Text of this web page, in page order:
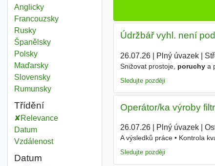
Anglicky
Francouzsky
Rusky
Španělsky
Polsky
Maďarsky
Slovensky
Rumunsky
Třídění
Relevance
Datum
Vzdálenost
Datum
Údržbář vyhl. není
26.07.26| Plný úvazek|
Snižovat prostoje, poruchya
Sledujte později
Operátor/ka výroby
26.07.26| Plný úvazek|
A výsledků práce • Kontrola
Sledujte později